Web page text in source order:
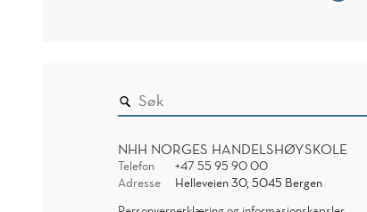
NHH NORGES HANDELSHØYSKOLE
Telefon
+47 55 95 90 00
Adresse
Helleveien 30, 5045 Bergen